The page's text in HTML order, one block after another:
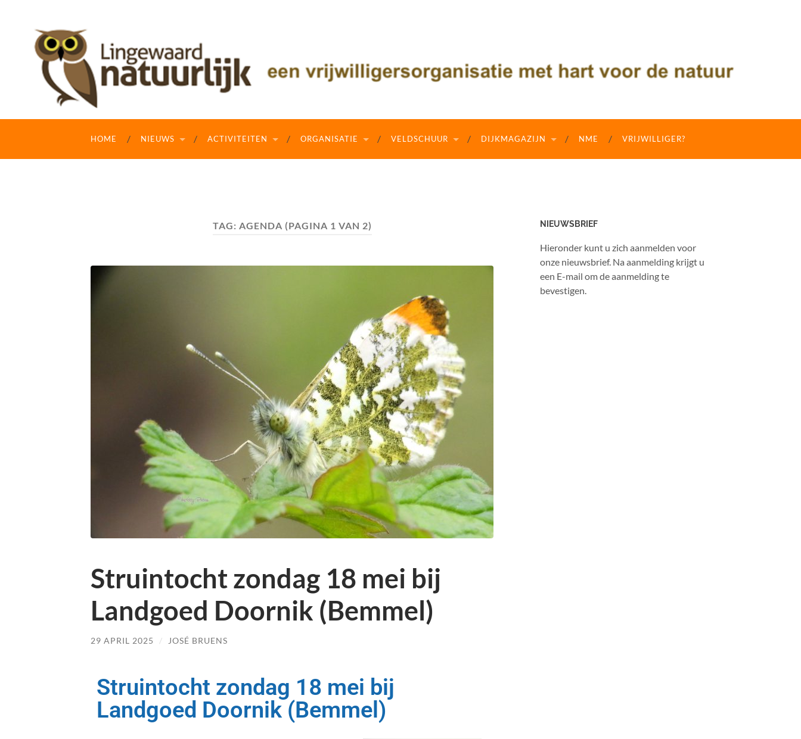
HOME NIEUWS ACTIVITEITEN ORGANISATIE VELDSCHUUR DIJKMAGAZIJN NME VRIJWILLIGER?
TAG: AGENDA (PAGINA 1 VAN 2)
Struintocht zondag 18 mei bij
Landgoed Doornik (Bemmel)
29 APRIL 2025 / JOSÉ BRUENS
Struintocht zondag 18 mei bij
Landgoed Doornik (Bemmel)
NIEUWSBRIEF
Hieronder kunt u zich aanmelden voor
onze nieuwsbrief. Na aanmelding krijgt u
een E-mail om de aanmelding te
bevestigen.